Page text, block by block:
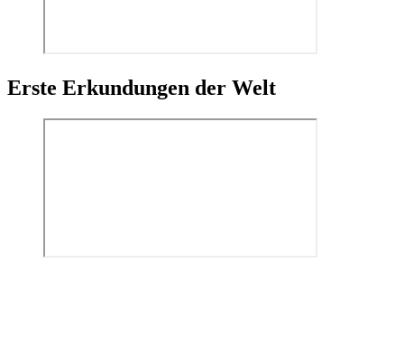
Erste Erkundungen der Welt